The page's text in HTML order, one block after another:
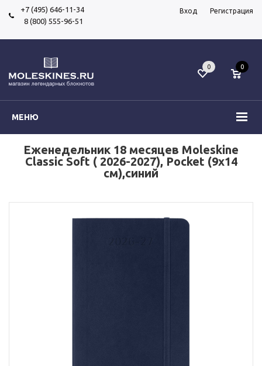
+7 (495) 646-11-34
8 (800) 555-96-51
Вход Регистрация
МЕНЮ
0 0
Еженедельник 18 месяцев Moleskine
Classic Soft ( 2026-2027), Pocket (9x14
см),синий